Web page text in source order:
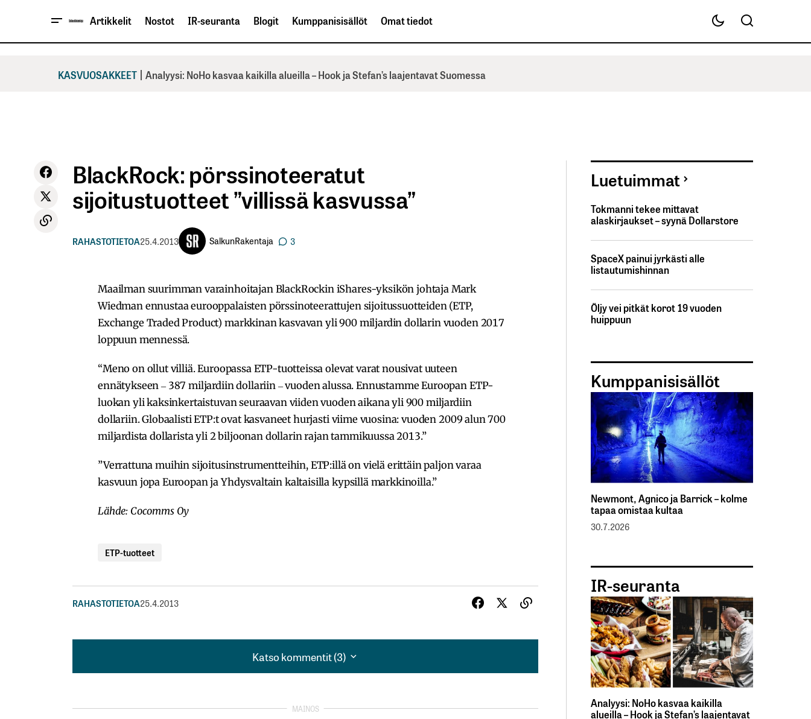
Artikkelit Nostot IR-seuranta Blogit Kumppanisisällöt Omat tiedot
KASVUOSAKKEET | Analyysi: NoHo kasvaa kaikilla alueilla – Hook ja Stefan’s laajentavat Suomessa
BlackRock: pörssinoteeratut
sijoitustuotteet ”villissä kasvussa”
RAHASTOTIETOA25.4.2013 SalkunRakentaja 3
Maailman suurimman varainhoitajan BlackRockin iShares-yksikön johtaja Mark
Wiedman ennustaa eurooppalaisten pörssinoteerattujen sijoitussuotteiden (ETP,
Exchange Traded Product) markkinan kasvavan yli 900 miljardin dollarin vuoden 2017
loppuun mennessä.
“Meno on ollut villiä. Euroopassa ETP-tuotteissa olevat varat nousivat uuteen
ennätykseen ‒ 387 miljardiin dollariin ‒ vuoden alussa. Ennustamme Euroopan ETP-
luokan yli kaksinkertaistuvan seuraavan viiden vuoden aikana yli 900 miljardiin
dollariin. Globaalisti ETP:t ovat kasvaneet hurjasti viime vuosina: vuoden 2009 alun 700
miljardista dollarista yli 2 biljoonan dollarin rajan tammikuussa 2013.”
”Verrattuna muihin sijoitusinstrumentteihin, ETP:illä on vielä erittäin paljon varaa
kasvuun jopa Euroopan ja Yhdysvaltain kaltaisilla kypsillä markkinoilla.”
Lähde: Cocomms Oy
ETP-tuotteet
RAHASTOTIETOA25.4.2013
Katso kommentit (3)
Katso kommentit (3)
Luetuimmat
Tokmanni tekee mittavat
alaskirjaukset – syynä Dollarstore
SpaceX painui jyrkästi alle
listautumishinnan
Öljy vei pitkät korot 19 vuoden
huippuun
Kumppanisisällöt
Newmont, Agnico ja Barrick – kolme
tapaa omistaa kultaa
30.7.2026
IR-seuranta
Analyysi: NoHo kasvaa kaikilla
alueilla – Hook ja Stefan’s laajentavat